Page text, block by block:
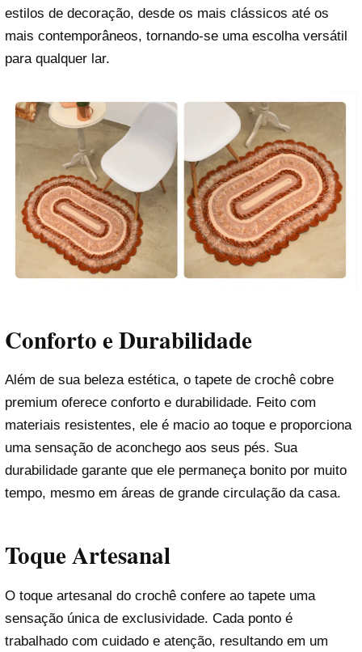
estilos de decoração, desde os mais clássicos até os
mais contemporâneos, tornando-se uma escolha versátil
para qualquer lar.
Conforto e Durabilidade
Além de sua beleza estética, o tapete de crochê cobre
premium oferece conforto e durabilidade. Feito com
materiais resistentes, ele é macio ao toque e proporciona
uma sensação de aconchego aos seus pés. Sua
durabilidade garante que ele permaneça bonito por muito
tempo, mesmo em áreas de grande circulação da casa.
Toque Artesanal
O toque artesanal do crochê confere ao tapete uma
sensação única de exclusividade. Cada ponto é
trabalhado com cuidado e atenção, resultando em um